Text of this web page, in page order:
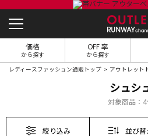
価格
から探す
OFF 率
から探す
レディースファッション通販トップ アウトレット
シュシ
対象商品：
絞り込み 並び替